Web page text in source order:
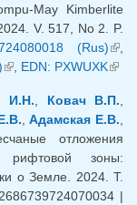
May Kimberlite
V. 517, No 2. P.
(Rus)
(внешняя ссылка)
EDN: PXWUXK
И.Н. Ковач В.П.
,Адамская Е.В.
отложения
рифтовой зоны:
о Земле. 2024. Т.
|